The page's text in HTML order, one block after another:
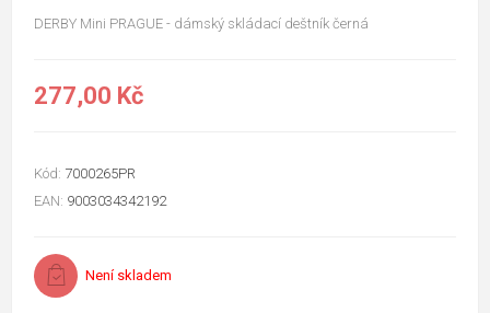
DERBY Mini PRAGUE - dámský skládací deštník černá
277,00 Kč
Kód: 7000265PR
EAN: 9003034342192
Není skladem